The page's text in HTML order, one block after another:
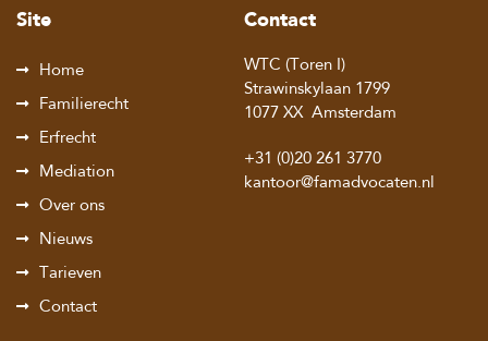
Site
Home
Familierecht
Erfrecht
Mediation
Over ons
Nieuws
Tarieven
Contact
Contact
WTC (Toren I)
Strawinskylaan 1799
1077 XX Amsterdam
+31 (0)20 261 3770
kantoor@famadvocaten.nl